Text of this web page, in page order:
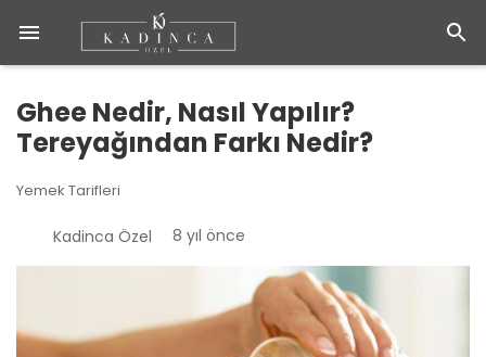
Ghee Nedir, Nasıl Yapılır?
Tereyağından Farkı Nedir?
Yemek Tarifleri
Kadinca Özel 8 yıl önce